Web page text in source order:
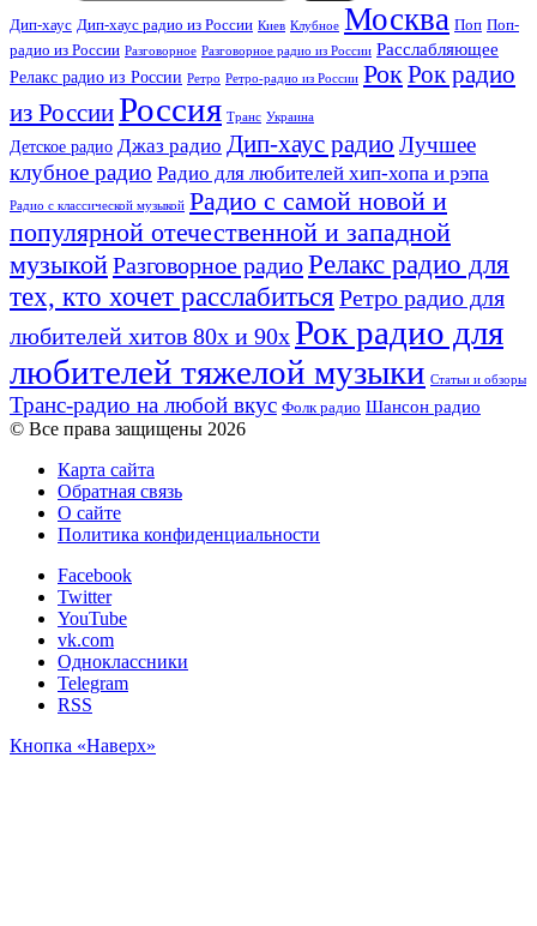
Дип-хаус Дип-хаус радио из России Киев Клубное Москва Поп Поп-
радио из России Разговорное Разговорное радио из России Расслабляющее
Релакс радио из России Ретро Ретро-радио из России РокРок радио
из РоссииРоссия Транс Украина
Детское радио Джаз радио Дип-хаус радио Лучшее
клубное радио Радио для любителей хип-хопа и рэпа
Радио с классической музыкой Радио с самой новой и
популярной отечественной и западной
музыкойРазговорное радиоРелакс радио для
тех, кто хочет расслабиться Ретро радио для
любителей хитов 80х и 90хРок радио для
любителей тяжелой музыки Статьи и обзоры
Транс-радио на любой вкус Фолк радио Шансон радио
© Все права защищены 2026
Карта сайта
Обратная связь
О сайте
Политика конфиденциальности
Facebook
Twitter
YouTube
vk.com
Одноклассники
Telegram
RSS
Кнопка «Наверх»